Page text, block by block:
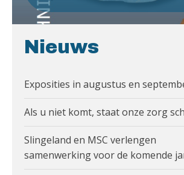
Nieuws
Exposities in augustus en
Als u niet komt, staat onze zorg
Slingeland en MSC verlengen
samenwerking voor de komende